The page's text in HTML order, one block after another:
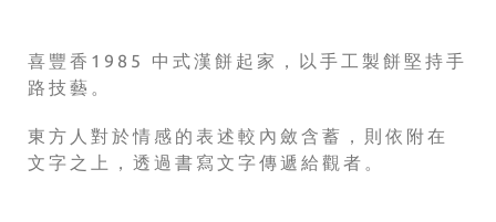
喜豐香1985 中式漢餅起家，以手工製餅堅持手
路技藝。
東方人對於情感的表述較內斂含蓄，則依附在
文字之上，透過書寫文字傳遞給觀者。